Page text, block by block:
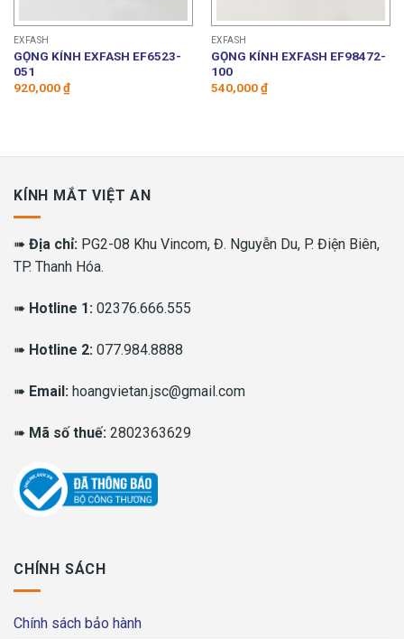
EXFASH
GỌNG KÍNH EXFASH EF6523-
051
920,000₫
EXFASH
GỌNG KÍNH EXFASH EF98472-
100
540,000₫
KÍNH MẮT VIỆT AN
➠ Địa chỉ: PG2-08 Khu Vincom, Đ. Nguyễn Du, P. Điện Biên,
TP. Thanh Hóa.
➠ Hotline 1: 02376.666.555
➠ Hotline 2: 077.984.8888
➠ Email: hoangvietan.jsc@gmail.com
➠ Mã số thuế: 2802363629
CHÍNH SÁCH
Chính sách bảo hành